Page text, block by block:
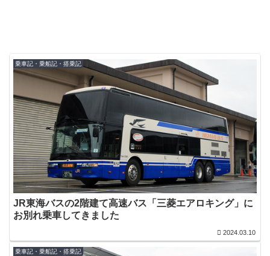
乗車記・乗船記・搭乗記
JR東海バスの2階建て高速バス「三菱エアロキング」に
お別れ乗車してきました
2024.03.10
乗車記・乗船記・搭乗記